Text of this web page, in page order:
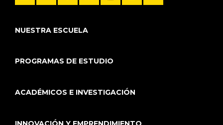
NUESTRA ESCUELA
PROGRAMAS DE ESTUDIO
ACADÉMICOS E INVESTIGACIÓN